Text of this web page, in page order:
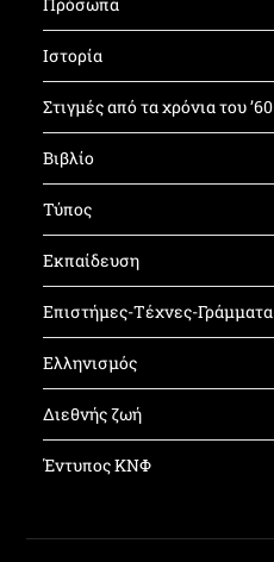
Ιστορία
Στιγμές από τα χρόνια του ’60
Βιβλίο
Τύπος
Εκπαίδευση
Επιστήμες-Τέχνες-Γράμματα
Ελληνισμός
Διεθνής ζωή
Έντυπος ΚΝΦ